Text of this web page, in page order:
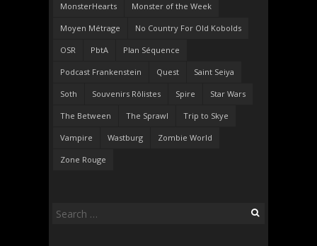
MonsterHearts Monster of the Week
Moyen Métrage No Country For Old Kobolds
OSR PbtA Plan Séquence
Podcast Frankenstein Quest Saint Seiya
Soth Souvenirs Rôlistes Spire Star Wars
The Between The Sprawl Trip to Skye
Vampire Wastburg Zombie World
Zone Rouge
Search